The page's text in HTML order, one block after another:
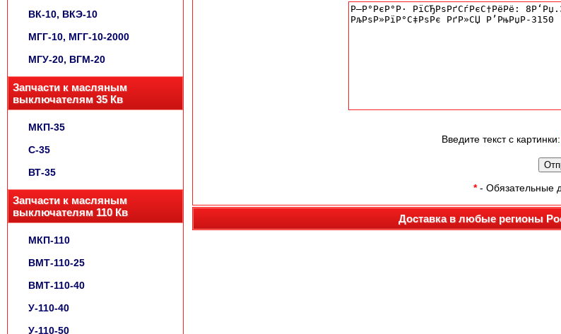
ВК-10, ВКЭ-10
МГГ-10, МГГ-10-2000
МГУ-20, ВГМ-20
Запчасти к масляным
выключателям 35 Кв
МКП-35
С-35
ВТ-35
Запчасти к масляным
выключателям 110 Кв
МКП-110
ВМТ-110-25
ВМТ-110-40
У-110-40
У-110-50
Введите текст с картинки:
*- Обязательные
Доставка в любые регионы